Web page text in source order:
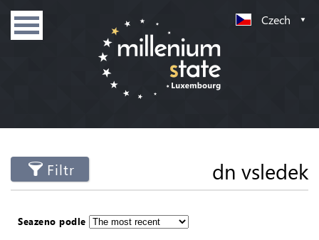
Czech
Filtr dn vsledek
Seazeno podle